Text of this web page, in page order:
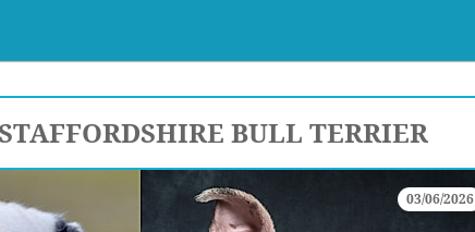
BULL TERRIER
03/06/2026